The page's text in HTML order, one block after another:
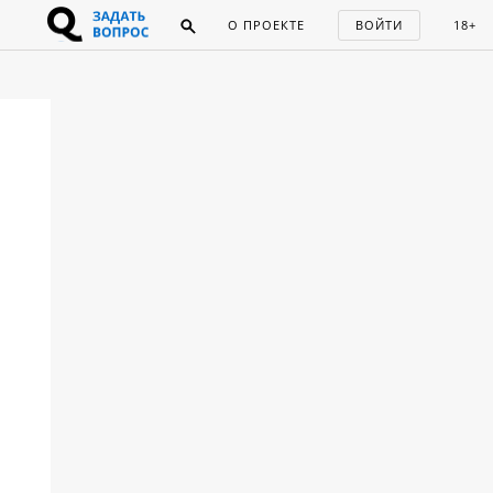
О ПРОЕКТЕ ВОЙТИ 18+